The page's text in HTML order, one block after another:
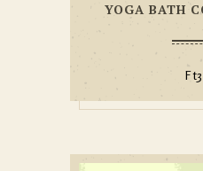
YOGA BATH
Ft3